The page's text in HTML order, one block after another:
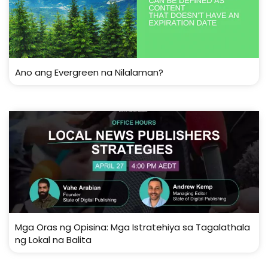
Ano ang Evergreen na Nilalaman?
Mga Oras ng Opisina: Mga Istratehiya sa Tagalathala
ng Lokal na Balita